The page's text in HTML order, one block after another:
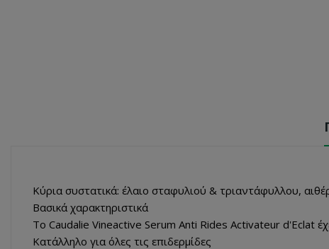
Κύρια συστατικά: έλαιο σταφυλιού & τριαντάφυλλου,
Βασικά χαρακτηριστικά
Το Caudalie Vineactive Serum Anti Rides Activateur d'Eclat
Κατάλληλο για όλες τις επιδερμίδες